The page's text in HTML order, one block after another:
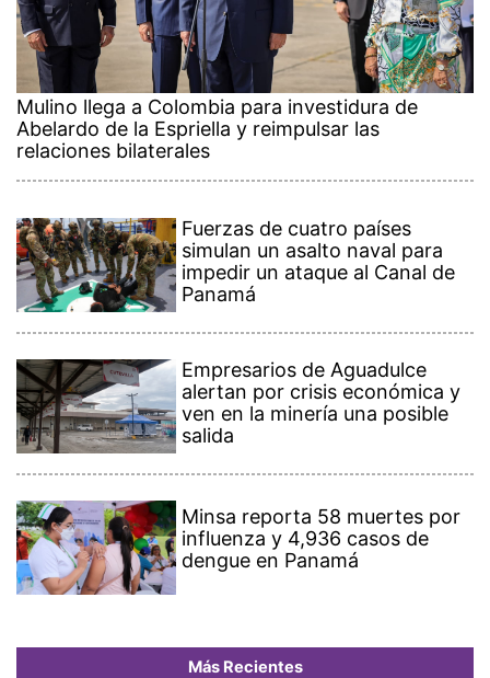
Mulino llega a Colombia para investidura de
Abelardo de la Espriella y reimpulsar las
relaciones bilaterales
Fuerzas de cuatro países
simulan un asalto naval para
impedir un ataque al Canal de
Panamá
Empresarios de Aguadulce
alertan por crisis económica y
ven en la minería una posible
salida
Minsa reporta 58 muertes por
influenza y 4,936 casos de
dengue en Panamá
Más Recientes